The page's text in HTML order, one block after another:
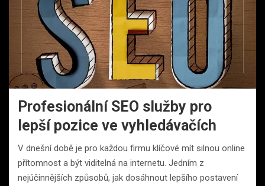
Profesionální SEO služby pro
lepší pozice ve vyhledávačích
V dnešní době je pro každou firmu klíčové mít silnou online
přítomnost a být viditelná na internetu. Jedním z
nejúčinnějších způsobů, jak dosáhnout lepšího postavení